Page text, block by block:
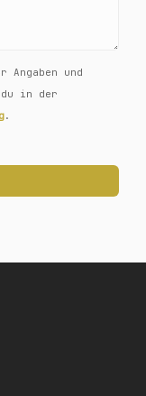
Angaben und
in der
.